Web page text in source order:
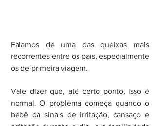
Falamos de uma das queixas mais
recorrentes entre os pais, especialmente
os de primeira viagem.
Vale dizer que, até certo ponto, isso é
normal. O problema começa quando o
bebê dá sinais de irritação, cansaço e